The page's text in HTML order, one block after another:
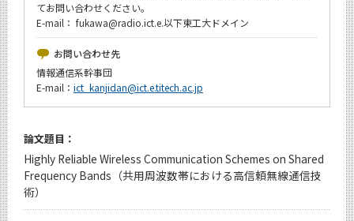
てお問い合わせください。
E-mail： fukawa@radio.ict.e.以下東工大ドメイン
お問い合わせ先
情報通信系幹事団
E-mail： ict_kanjidan@ict.e.titech.ac.jp
論文題目：
Highly Reliable Wireless Communication Schemes on Shared
Frequency Bands（共用周波数帯における高信頼無線通信技
術）
今後の課程別イベント
年別アーカイブ
学内向け情報
CLOSE